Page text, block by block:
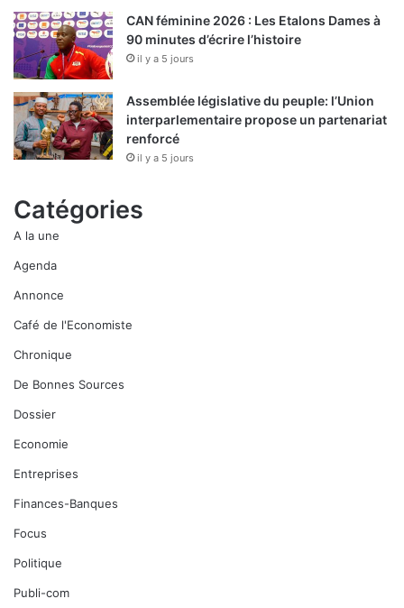
CAN féminine 2026 : Les Etalons Dames à
90 minutes d’écrire l’histoire
il y a 5 jours
Assemblée législative du peuple: l’Union
interparlementaire propose un partenariat
renforcé
il y a 5 jours
Catégories
A la une
Agenda
Annonce
Café de l'Economiste
Chronique
De Bonnes Sources
Dossier
Economie
Entreprises
Finances-Banques
Focus
Politique
Publi-com